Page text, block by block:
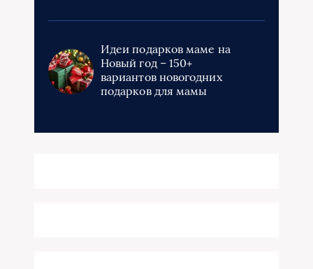
Идеи подарков маме на
Новый год – 150+
вариантов новогодних
подарков для мамы